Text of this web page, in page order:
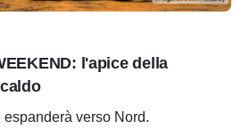
l'apice della
verso Nord.